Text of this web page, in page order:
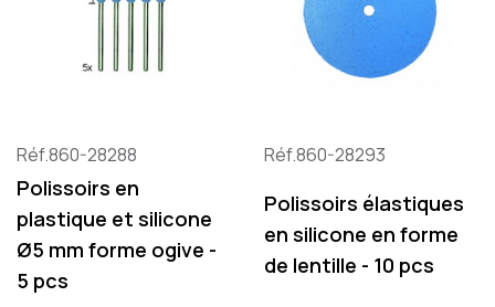
Réf.860-28288
Polissoirs en
plastique et silicone
Ø5 mm forme ogive -
5 pcs
Réf.860-28293
Polissoirs élastiques
en silicone en forme
de lentille - 10 pcs